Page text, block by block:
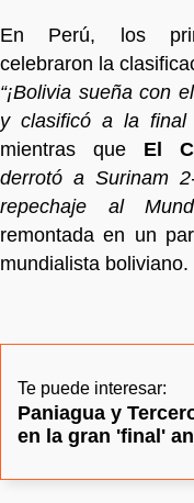
En Perú, los
celebraron la
“¡Bolivia sueña con
y clasificó a la final
mientras que El
derrotó a Surinam
repechaje al
remontada en un
mundialista boliviano.
Te puede interesar:
Paniagua y
en la gran 'final'